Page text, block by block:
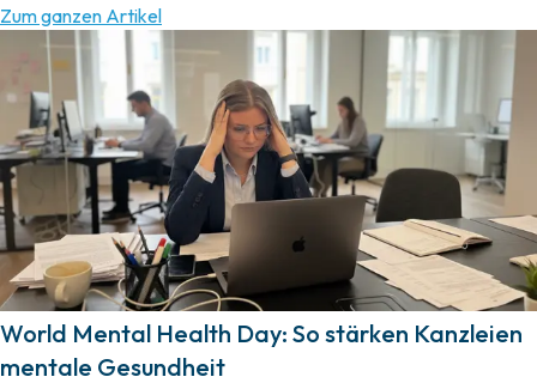
Zum ganzen Artikel
World Mental Health Day: So stärken Kanzleien
mentale Gesundheit